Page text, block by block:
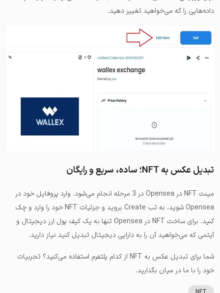
داده‌هایی را که می‌خواهید تغییر دهید.
تبدیل عکس به NFT؛ ساده، سریع و رایگان
مینت NFT در Opensea در 3 مرحله انجام می‌شود. وارد پروفایل خود در
Opensea شوید، به تب Create بروید و جزئیات NFT خود را وارد و چک
کنید. برای ساخت NFT در Opensea تنها به یک کیف پول ارز دیجیتال و
آیتمی که می‌خواهید آن را به دارایی دیجیتال تبدیل کنید نیاز دارید.
شما برای تبدیل عکس به NFT از کدام پلتفرم استفاده می‌کنید؟ تجربیات
خود را با ما در میان بگذارید.